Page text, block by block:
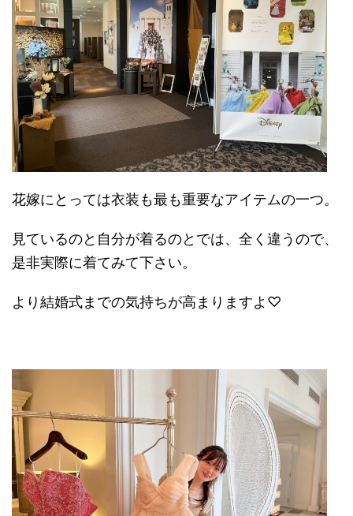
花嫁にとっては衣装も最も重要なアイテムの一つ。
見ているのと自分が着るのとでは、全く違うので、
是非実際に着てみて下さい。
より結婚式までの気持ちが高まりますよ♡